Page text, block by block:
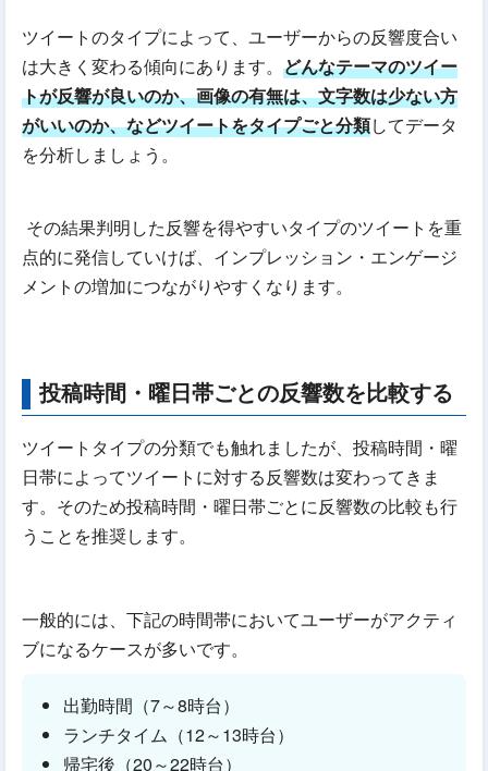
ツイートのタイプによって、ユーザーからの反響度合い
は大きく変わる傾向にあります。 どんなテーマのツイー
トが反響が良いのか、画像の有無は、文字数は少ない方
がいいのか、などツイートをタイプごと分類してデータ
を分析しましょう。
その結果判明した反響を得やすいタイプのツイートを重
点的に発信していけば、インプレッション・エンゲージ
メントの増加につながりやすくなります。
投稿時間・曜日帯ごとの反響数を比較する
ツイートタイプの分類でも触れましたが、投稿時間・曜
日帯によってツイートに対する反響数は変わってきま
す。そのため投稿時間・曜日帯ごとに反響数の比較も行
うことを推奨します。
一般的には、下記の時間帯においてユーザーがアクティ
ブになるケースが多いです。
出勤時間（7～8時台）
ランチタイム（12～13時台）
帰宅後（20～22時台）